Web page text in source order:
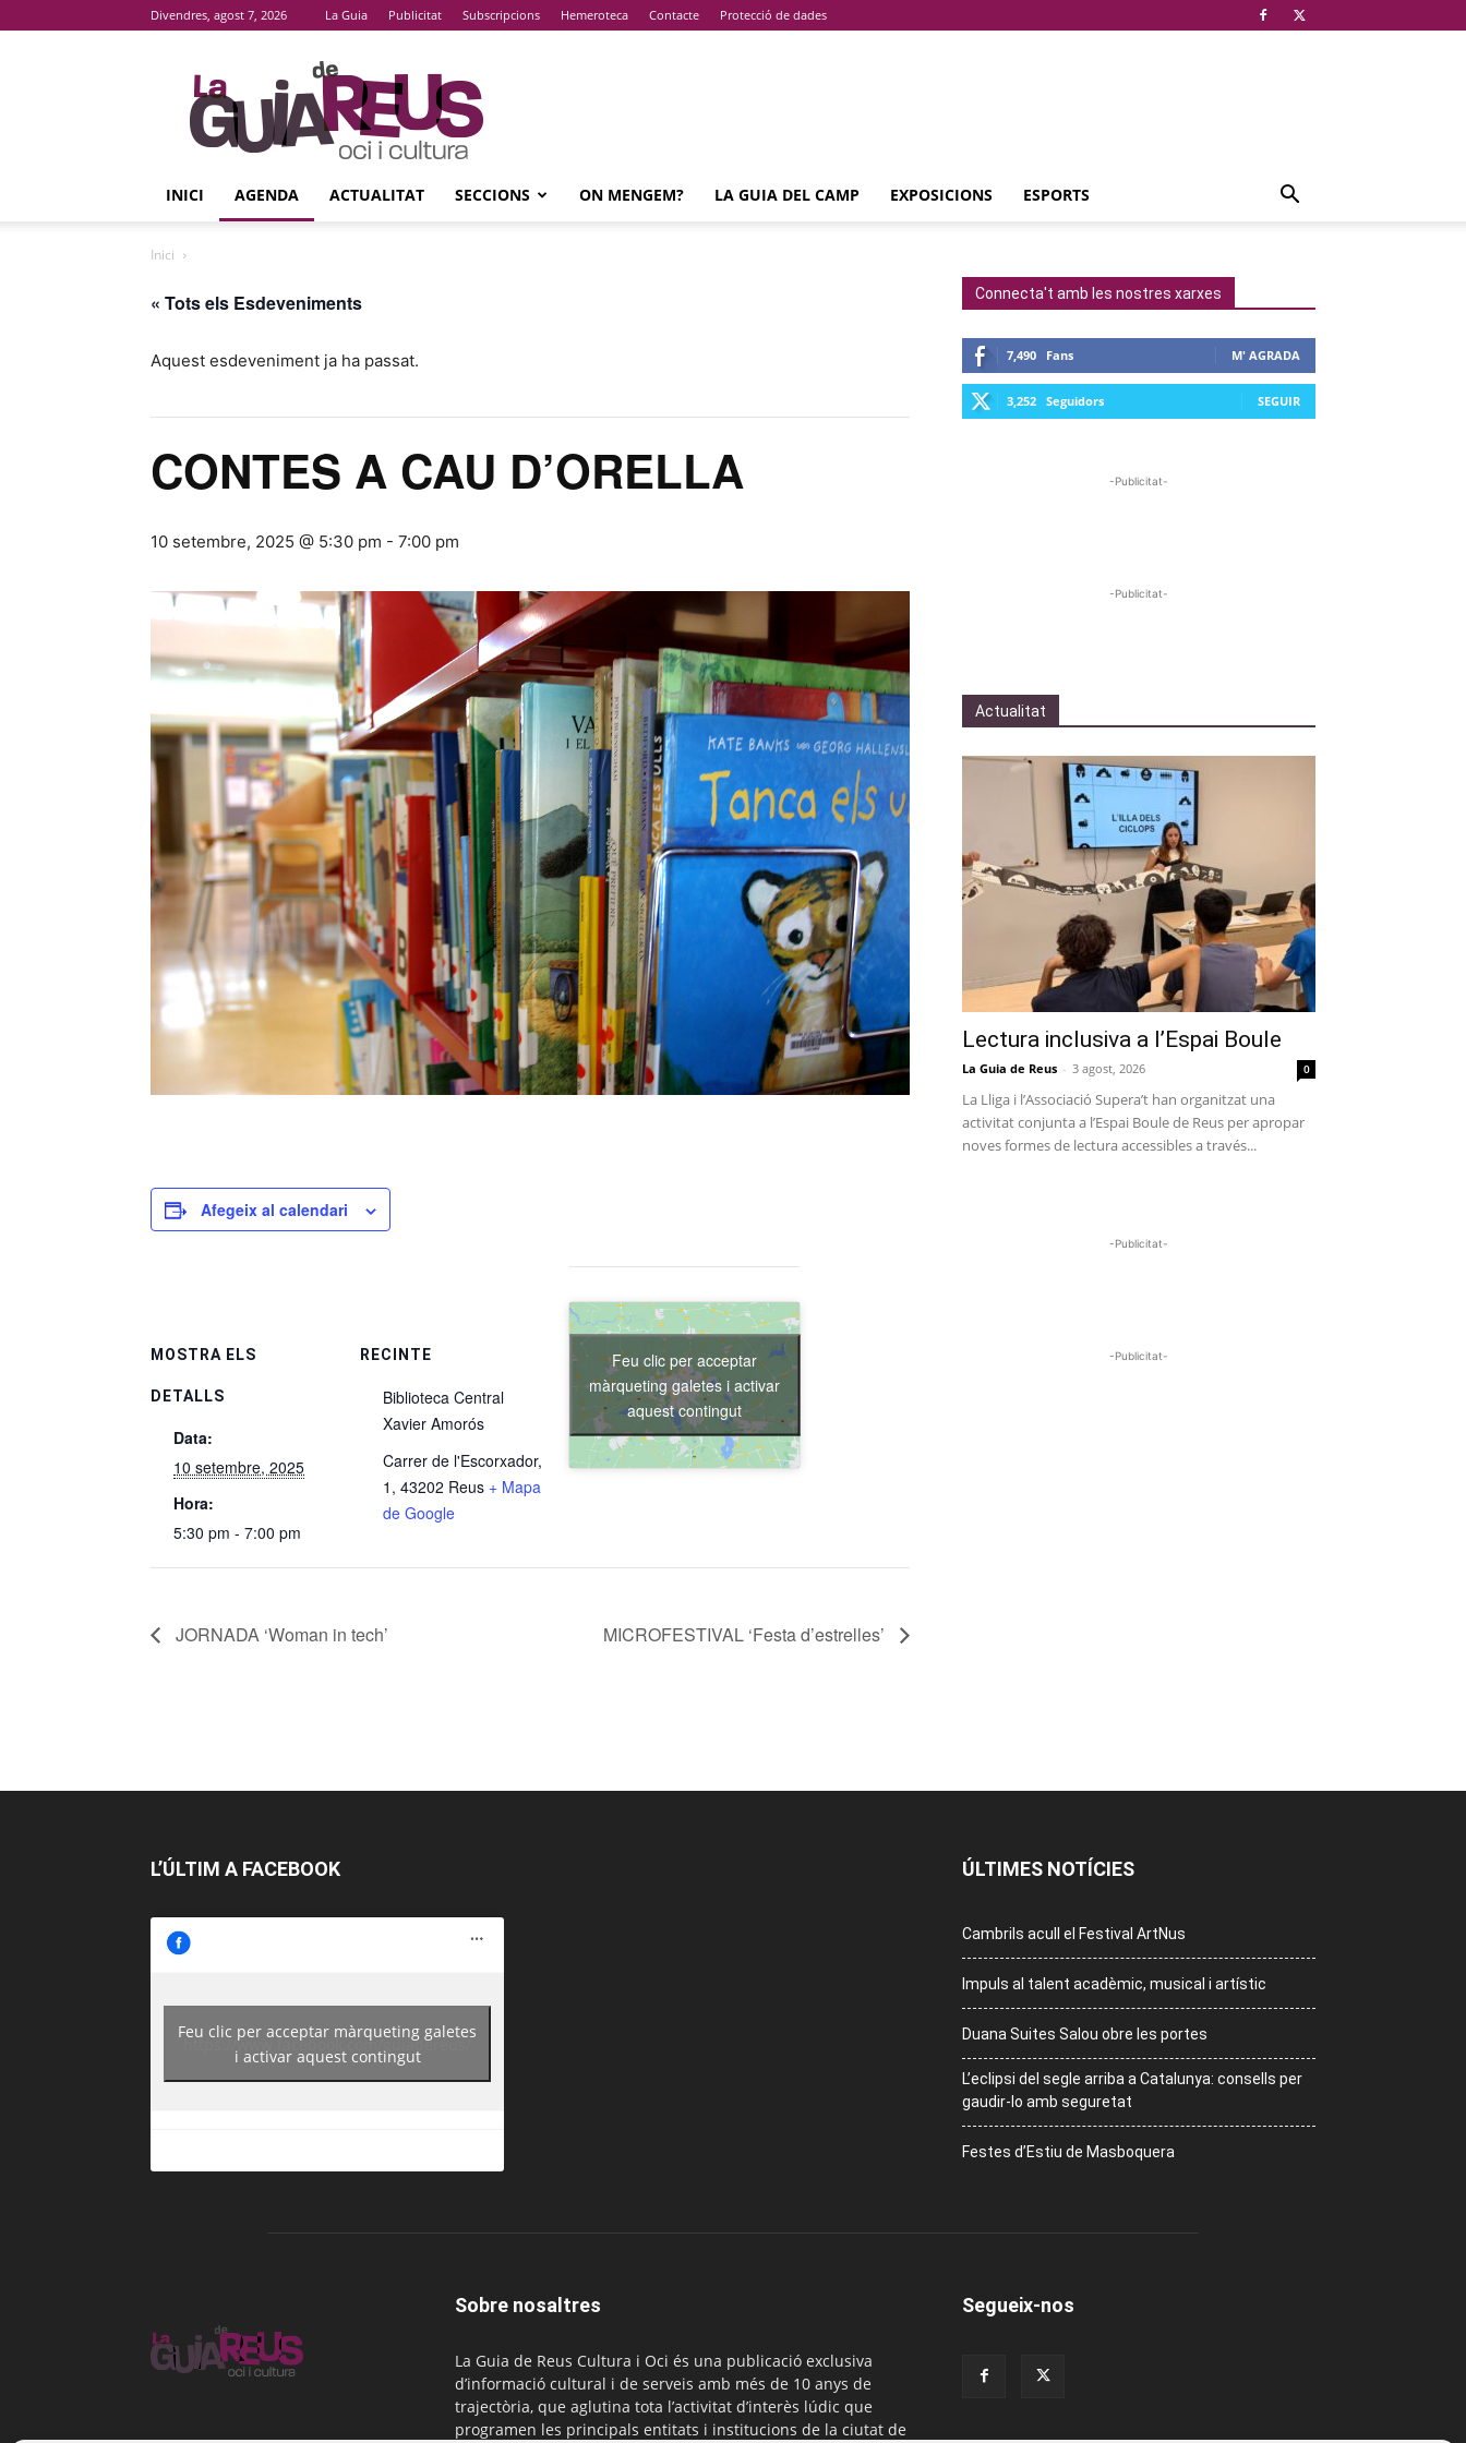
Divendres, agost 7, 2026 La Guia Publicitat Subscripcions Hemeroteca Contacte Protecció de dades
La
Guia
De
Reus
INICI AGENDA ACTUALITAT SECCIONS ON MENGEM? LA GUIA DEL CAMP EXPOSICIONS ESPORTS
Inici
« Tots els Esdeveniments
Aquest esdeveniment ja ha passat.
CONTES A CAU D’ORELLA
10 setembre, 2025 @ 5:30 pm - 7:00 pm
Afegeix al calendari
MOSTRA ELS
DETALLS
Data:
10 setembre, 2025
Hora:
5:30 pm - 7:00 pm
RECINTE
Biblioteca Central
Xavier Amorós
Carrer de l'Escorxador,
1, 43202 Reus + Mapa
de Google
Feu clic per acceptar
màrqueting galetes i activar
aquest contingut
JORNADA ‘Woman in tech’ MICROFESTIVAL ‘Festa d’estrelles’
Connecta't amb les nostres xarxes
7,490 Fans M' AGRADA
3,252 Seguidors SEGUIR
-Publicitat-
-Publicitat-
Actualitat
Lectura inclusiva a l’Espai Boule
La Guia de Reus - 3 agost, 2026 0
La Lliga i l’Associació Supera’t han organitzat una
activitat conjunta a l’Espai Boule de Reus per apropar
noves formes de lectura accessibles a través...
-Publicitat-
-Publicitat-
L’ÚLTIM A FACEBOOK
https://www.facebook.com/guiadereus/
Feu clic per acceptar màrqueting galetes
i activar aquest contingut
ÚLTIMES NOTÍCIES
Cambrils acull el Festival ArtNus
Impuls al talent acadèmic, musical i artístic
Duana Suites Salou obre les portes
L’eclipsi del segle arriba a Catalunya: consells per
gaudir-lo amb seguretat
Festes d’Estiu de Masboquera
Sobre nosaltres
La Guia de Reus Cultura i Oci és una publicació exclusiva
d’informació cultural i de serveis amb més de 10 anys de
trajectòria, que aglutina tota l’activitat d’interès lúdic que
programen les principals entitats i institucions de la ciutat de
Segueix-nos